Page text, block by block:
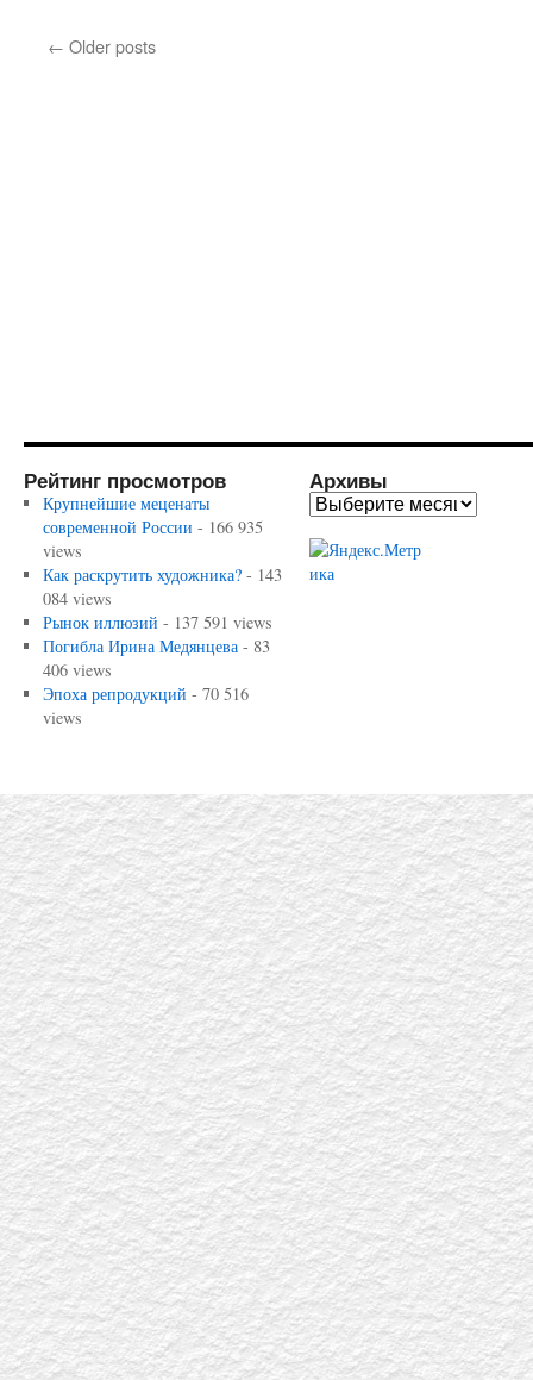
← Older posts
Рейтинг просмотров
Крупнейшие меценаты
современной России - 166 935
views
Как раскрутить художника?- 143
084 views
Рынок иллюзий - 137 591 views
Погибла Ирина Медянцева- 83
406 views
Эпоха репродукций - 70 516
views
Архивы